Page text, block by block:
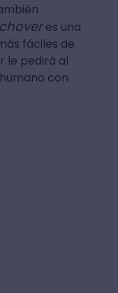
es una
fáciles de
le pedirá al
con